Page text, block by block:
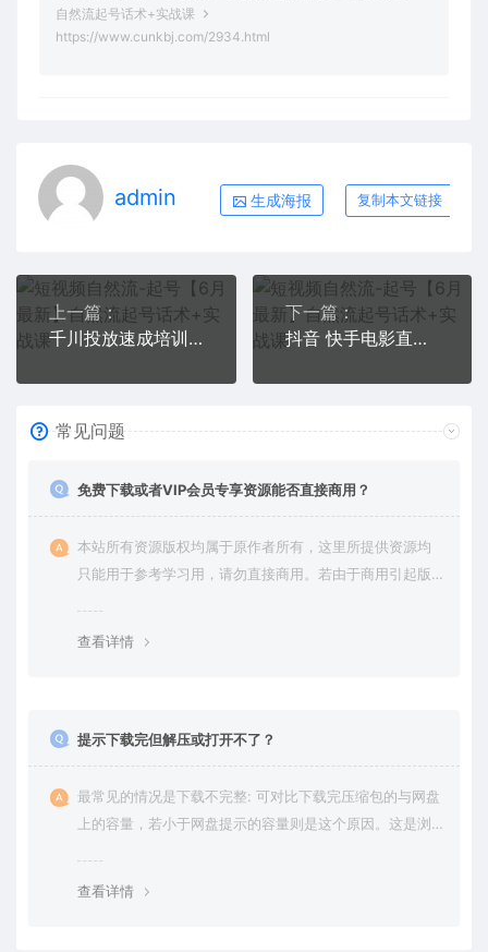
自然流起号话术+实战课
https://www.cunkbj.com/2934.html
admin 生成海报 复制本文链接
上一篇：
千川投放速成培训班【2023新版】底层框架策略实操讲解，认知加实操为一体
下一篇：
抖音 快手电影直播方法，轻松日赚1000+（教程+防封技巧+工具）
常见问题
免费下载或者VIP会员专享资源能否直接商用？
本站所有资源版权均属于原作者所有，这里所提供资源均
只能用于参考学习用，请勿直接商用。若由于商用引起版
查看详情
提示下载完但解压或打开不了？
最常见的情况是下载不完整: 可对比下载完压缩包的与网盘
上的容量，若小于网盘提示的容量则是这个原因。这是浏
查看详情